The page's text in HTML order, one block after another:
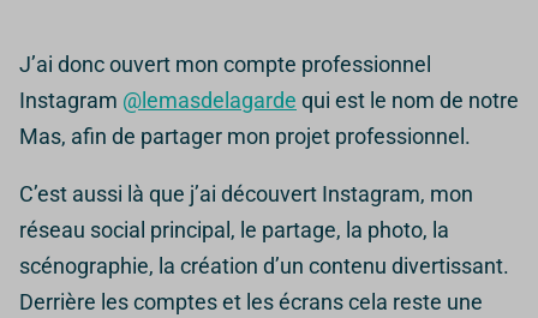
J’ai donc ouvert mon compte professionnel
Instagram @lemasdelagarde qui est le nom de notre
Mas, afin de partager mon projet professionnel.
C’est aussi là que j’ai découvert Instagram, mon
réseau social principal, le partage, la photo, la
scénographie, la création d’un contenu divertissant.
Derrière les comptes et les écrans cela reste une